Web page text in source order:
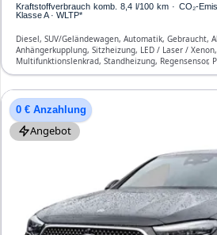
Kraftstoffverbrauch komb. 8,4 l/100 km · CO₂-
Klasse A · WLTP*
Diesel, SUV/Geländewagen, Automatik, Gebraucht,
Anhängerkupplung, Sitzheizung, LED / Laser /
Multifunktionslenkrad, Standheizung, Regensensor,
Lichtsensor, Start/Stopp-Automatik, Bluetooth,
Airbags
0 € Anzahlung
Angebot